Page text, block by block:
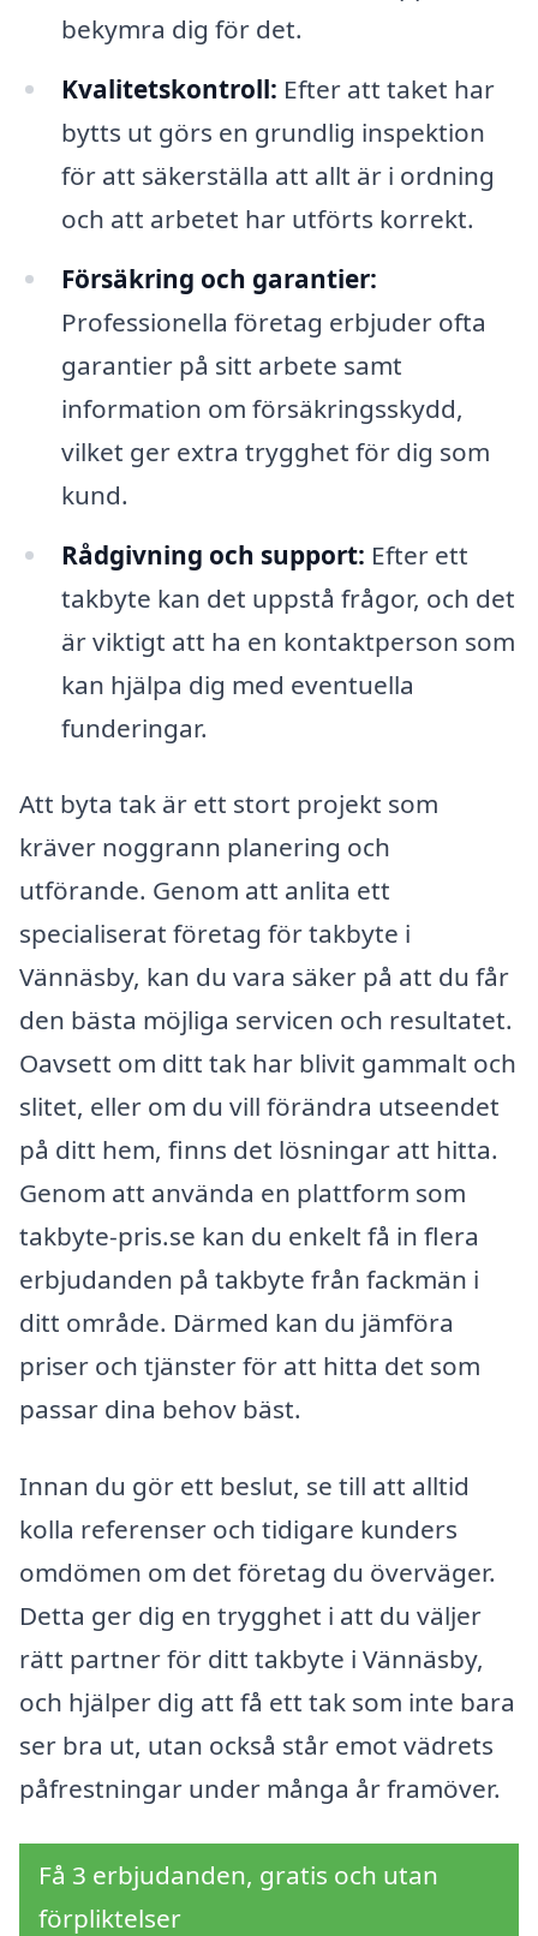
bekymra dig för det.
Kvalitetskontroll: Efter att taket har
bytts ut görs en grundlig inspektion
för att säkerställa att allt är i ordning
och att arbetet har utförts korrekt.
Försäkring och garantier:
Professionella företag erbjuder ofta
garantier på sitt arbete samt
information om försäkringsskydd,
vilket ger extra trygghet för dig som
kund.
Rådgivning och support: Efter ett
takbyte kan det uppstå frågor, och det
är viktigt att ha en kontaktperson som
kan hjälpa dig med eventuella
funderingar.
Att byta tak är ett stort projekt som
kräver noggrann planering och
utförande. Genom att anlita ett
specialiserat företag för takbyte i
Vännäsby, kan du vara säker på att du får
den bästa möjliga servicen och resultatet.
Oavsett om ditt tak har blivit gammalt och
slitet, eller om du vill förändra utseendet
på ditt hem, finns det lösningar att hitta.
Genom att använda en plattform som
takbyte-pris.se kan du enkelt få in flera
erbjudanden på takbyte från fackmän i
ditt område. Därmed kan du jämföra
priser och tjänster för att hitta det som
passar dina behov bäst.
Innan du gör ett beslut, se till att alltid
kolla referenser och tidigare kunders
omdömen om det företag du överväger.
Detta ger dig en trygghet i att du väljer
rätt partner för ditt takbyte i Vännäsby,
och hjälper dig att få ett tak som inte bara
ser bra ut, utan också står emot vädrets
påfrestningar under många år framöver.
Få 3 erbjudanden, gratis och utan
förpliktelser